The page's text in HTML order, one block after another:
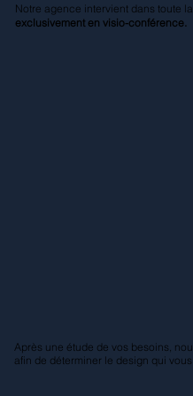
Notre agence intervient dans toute la
exclusivement en visio-conférence.
Après une étude de vos besoins,
afin de déterminer le design qui